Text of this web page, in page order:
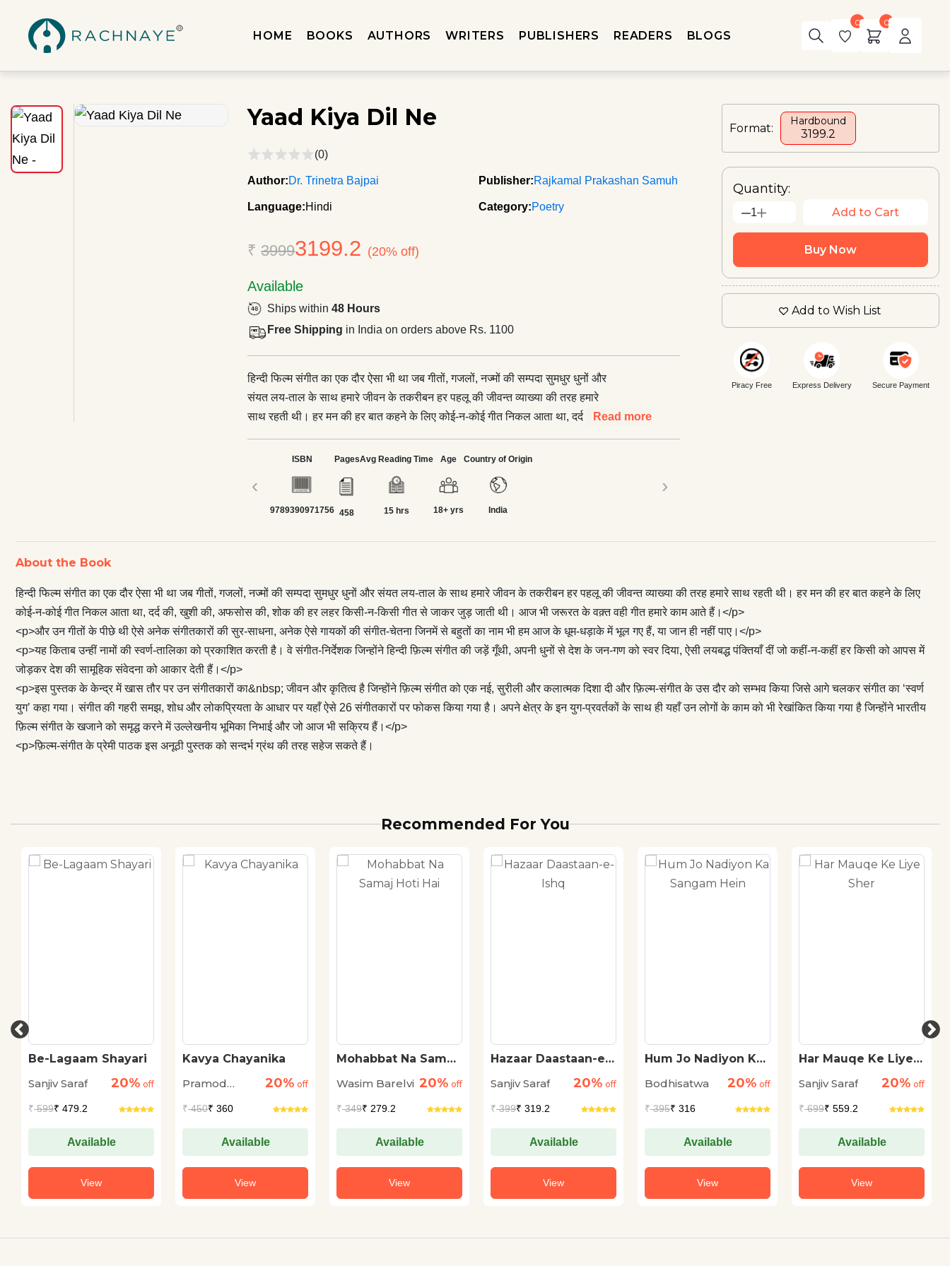
HOME BOOKS AUTHORS WRITERS PUBLISHERS READERS BLOGS
0 0
Yaad Kiya Dil Ne
(0)
Author:Dr. Trinetra Bajpai Publisher:Rajkamal Prakashan Samuh
Language:Hindi Category:Poetry
₹39993199.2 (20% off)
Available
Ships within48 Hours
Free Shipping in India on orders above Rs. 1100
हिन्दी फिल्म संगीत का एक दौर ऐसा भी था जब गीतों, गजलों, नज्मों की सम्पदा सुमधुर धुनों और
संयत लय-ताल के साथ हमारे जीवन के तकरीबन हर पहलू की जीवन्त व्याख्या की तरह हमारे
साथ रहती थी। हर मन की हर बात कहने के लिए कोई-न-कोई गीत निकल आता था, दर्द की,
भी जरूरत के वक़्त वही गीत हमारे काम आते हैं।</p> <p>और उन गीतों के पीछे थी ऐसे अनेक
संगीतकारों की सुर-साधना, अनेक ऐसे गायकों की संगीत-चेतना जिनमें से बहुतों का नाम भी हम
आज के धूम-धड़ाके में भूल गए हैं, या जान ही नहीं पाए।</p> <p>यह किताब उन्हीं नामों की
स्वर्ण-तालिका को प्रकाशित करती है। वे संगीत-निर्देशक जिन्होंने हिन्दी फ़िल्म संगीत की जड़ें
को एक नई, सुरीली और कलात्मक दिशा दी और फ़िल्म-संगीत के उस दौर को सम्भव किया जिसे
आगे चलकर संगीत का ‘स्वर्ण युग’ कहा गया। संगीत की गहरी समझ, शोध और लोकप्रियता के
आधार पर यहाँ ऐसे 26 संगीतकारों पर फोकस किया गया है। अपने क्षेत्र के इन युग-प्रवर्तकों के
साथ ही यहाँ उन लोगों के काम को भी रेखांकित किया गया है जिन्होंने भारतीय फ़िल्म संगीत के
<p>फ़िल्म-संगीत के प्रेमी पाठक इस अनूठी पुस्तक को सन्दर्भ ग्रंथ की तरह सहेज सकते हैं।
Read more
‹
ISBN
9789390971756
Pages
458
Avg Reading Time
15 hrs
Age
18+ yrs
Country of Origin
India
›
Format:
Hardbound
₹3199.2
Quantity:
1 Add to Cart
Buy Now
Add to Wish List
Piracy Free Express Delivery Secure Payment
About the Book
हिन्दी फिल्म संगीत का एक दौर ऐसा भी था जब गीतों, गजलों, नज्मों की सम्पदा सुमधुर धुनों और संयत लय-ताल के साथ हमारे जीवन के तकरीबन हर पहलू की जीवन्त व्याख्या की तरह हमारे साथ रहती थी। हर मन की हर बात कहने के लिए
कोई-न-कोई गीत निकल आता था, दर्द की, खुशी की, अफसोस की, शोक की हर लहर किसी-न-किसी गीत से जाकर जुड़ जाती थी। आज भी जरूरत के वक़्त वही गीत हमारे काम आते हैं।</p>
<p>और उन गीतों के पीछे थी ऐसे अनेक संगीतकारों की सुर-साधना, अनेक ऐसे गायकों की संगीत-चेतना जिनमें से बहुतों का नाम भी हम आज के धूम-धड़ाके में भूल गए हैं, या जान ही नहीं पाए।</p>
<p>यह किताब उन्हीं नामों की स्वर्ण-तालिका को प्रकाशित करती है। वे संगीत-निर्देशक जिन्होंने हिन्दी फ़िल्म संगीत की जड़ें गूँथी, अपनी धुनों से देश के जन-गण को स्वर दिया, ऐसी लयबद्ध पंक्तियाँ दीं जो कहीं-न-कहीं हर किसी को आपस में
जोड़कर देश की सामूहिक संवेदना को आकार देती हैं।</p>
<p>इस पुस्तक के केन्द्र में खास तौर पर उन संगीतकारों का&nbsp; जीवन और कृतित्व है जिन्होंने फ़िल्म संगीत को एक नई, सुरीली और कलात्मक दिशा दी और फ़िल्म-संगीत के उस दौर को सम्भव किया जिसे आगे चलकर संगीत का ‘स्वर्ण
युग’ कहा गया। संगीत की गहरी समझ, शोध और लोकप्रियता के आधार पर यहाँ ऐसे 26 संगीतकारों पर फोकस किया गया है। अपने क्षेत्र के इन युग-प्रवर्तकों के साथ ही यहाँ उन लोगों के काम को भी रेखांकित किया गया है जिन्होंने भारतीय
फ़िल्म संगीत के खजाने को समृद्ध करने में उल्लेखनीय भूमिका निभाई और जो आज भी सक्रिय हैं।</p>
<p>फ़िल्म-संगीत के प्रेमी पाठक इस अनूठी पुस्तक को सन्दर्भ ग्रंथ की तरह सहेज सकते हैं।
Recommended For You
Be-Lagaam Shayari
Sanjiv Saraf
20% off
₹599₹ 479.2
Available
View
Kavya Chayanika
Pramod
20% off
₹450₹ 360
Available
View
Mohabbat Na Samaj
Wasim Barelvi 20% off
₹349₹ 279.2
Available
View
Hazaar Daastaan-e-
Sanjiv Saraf
20% off
₹399₹ 319.2
Available
View
Hum Jo Nadiyon Ka
Bodhisatwa
20% off
₹395₹ 316
Available
View
Har Mauqe Ke Liye
Sanjiv Saraf
20% off
₹699₹ 559.2
Available
View